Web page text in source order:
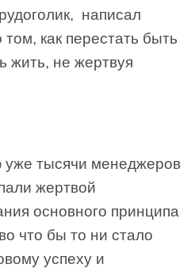
написал
том, как перестать быть
жить, не жертвуя
тысячи менеджеров
жертвой
основного принципа
что бы то ни стало
успеху и